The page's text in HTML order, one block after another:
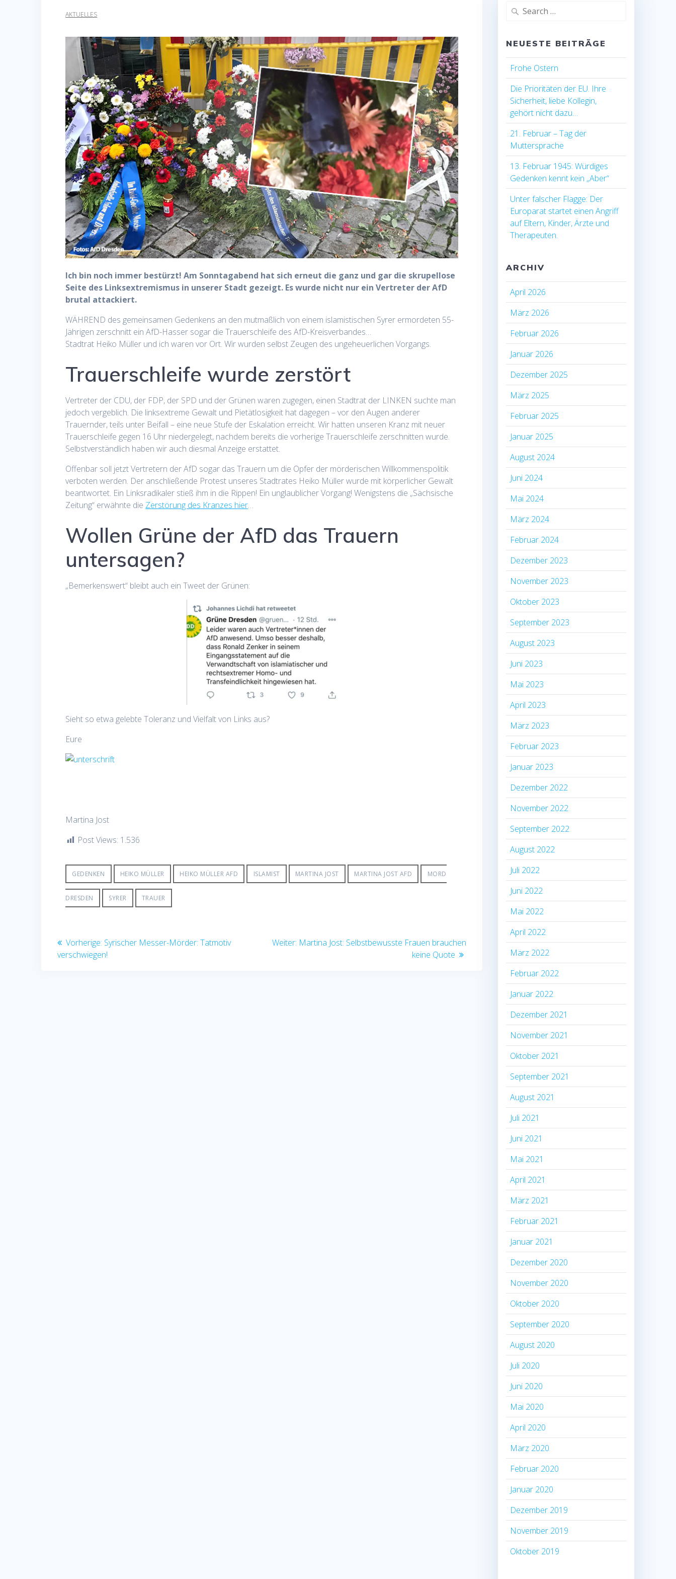
AKTUELLES
Ich bin noch immer bestürzt! Am Sonntagabend hat sich erneut die ganz und gar die skrupellose
Seite des Linksextremismus in unserer Stadt gezeigt. Es wurde nicht nur ein Vertreter der AfD
brutal attackiert.
WÄHREND des gemeinsamen Gedenkens an den mutmaßlich von einem islamistischen Syrer ermordeten 55-
Jährigen zerschnitt ein AfD-Hasser sogar die Trauerschleife des AfD-Kreisverbandes…
Stadtrat Heiko Müller und ich waren vor Ort. Wir wurden selbst Zeugen des ungeheuerlichen Vorgangs.
Trauerschleife wurde zerstört
Vertreter der CDU, der FDP, der SPD und der Grünen waren zugegen, einen Stadtrat der LINKEN suchte man
jedoch vergeblich. Die linksextreme Gewalt und Pietätlosigkeit hat dagegen – vor den Augen anderer
Trauernder, teils unter Beifall – eine neue Stufe der Eskalation erreicht. Wir hatten unseren Kranz mit neuer
Trauerschleife gegen 16 Uhr niedergelegt, nachdem bereits die vorherige Trauerschleife zerschnitten wurde.
Selbstverständlich haben wir auch diesmal Anzeige erstattet.
Offenbar soll jetzt Vertretern der AfD sogar das Trauern um die Opfer der mörderischen Willkommenspolitik
verboten werden. Der anschließende Protest unseres Stadtrates Heiko Müller wurde mit körperlicher Gewalt
beantwortet. Ein Linksradikaler stieß ihm in die Rippen! Ein unglaublicher Vorgang! Wenigstens die „Sächsische
Zeitung“ erwähnte die Zerstörung des Kranzes hier…
Wollen Grüne der AfD das Trauern
untersagen?
„Bemerkenswert“ bleibt auch ein Tweet der Grünen:
Sieht so etwa gelebte Toleranz und Vielfalt von Links aus?
Eure
Martina Jost
Post Views: 1.536
GEDENKEN HEIKO MÜLLER HEIKO MÜLLER AFD ISLAMIST MARTINA JOST MARTINA JOST AFD MORD
DRESDEN SYRER TRAUER
Beitragsnavigation
Vorherige: Vorheriger
Beitrag:
Syrischer Messer-Mörder: Tatmotiv
verschwiegen!
Weiter: Nächster
Martina Jost: Selbstbewusste Frauen brauchen
keine Quote
Search
NEUESTE BEITRÄGE
Frohe Ostern
Die Prioritäten der EU. Ihre
Sicherheit, liebe Kollegin,
gehört nicht dazu…
21. Februar – Tag der
Muttersprache
13. Februar 1945: Würdiges
Gedenken kennt kein „Aber“
Unter falscher Flagge: Der
Europarat startet einen Angriff
auf Eltern, Kinder, Ärzte und
Therapeuten.
ARCHIV
April 2026
März 2026
Februar 2026
Januar 2026
Dezember 2025
März 2025
Februar 2025
Januar 2025
August 2024
Juni 2024
Mai 2024
März 2024
Februar 2024
Dezember 2023
November 2023
Oktober 2023
September 2023
August 2023
Juni 2023
Mai 2023
April 2023
März 2023
Februar 2023
Januar 2023
Dezember 2022
November 2022
September 2022
August 2022
Juli 2022
Juni 2022
Mai 2022
April 2022
März 2022
Februar 2022
Januar 2022
Dezember 2021
November 2021
Oktober 2021
September 2021
August 2021
Juli 2021
Juni 2021
Mai 2021
April 2021
März 2021
Februar 2021
Januar 2021
Dezember 2020
November 2020
Oktober 2020
September 2020
August 2020
Juli 2020
Juni 2020
Mai 2020
April 2020
März 2020
Februar 2020
Januar 2020
Dezember 2019
November 2019
Oktober 2019